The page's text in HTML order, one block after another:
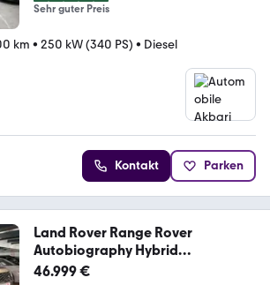
Sehr guter Preis
km • 250 kW (340 PS) • Diesel
Kontakt Parken
Land Rover Range Rover
Autobiography Hybrid
VOLLAUSTATTUNG
46.999 €